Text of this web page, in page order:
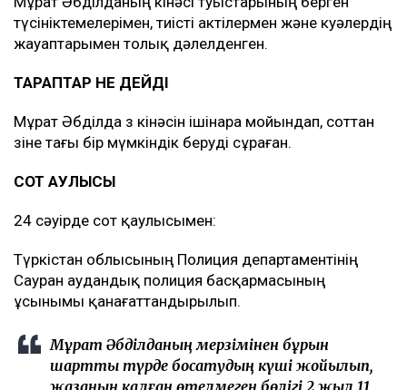
қарамастан, Мұрат Әбділда 2024 жылы
ортақ пайдалану орнын ластағаны үшін
ӘҚБтК 434-2 бабының 1-бөлігімен әкімшілік
жауаптылыққа тартылып, оған айыппұл
салынған. Сонымен қатар, 2025 жылдың
ақпан-наурыз айларында 5 рет тіркелуге
келмегені және 4 рет түнгі уақытта
тұрғылықты мекенжайында болмағаны
анықталған.
ДӘЛЕЛДЕР
Мұрат Әбділданың кінәсі туыстарының берген
түсініктемелерімен, тиісті актілермен және куәлердің
жауаптарымен толық дәлелденген.
ТАРАПТАР НЕ ДЕЙДІ
Мұрат Әбділда өз кінәсін ішінара мойындап, соттан